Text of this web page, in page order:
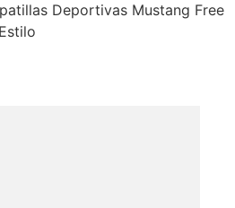
Deportivas Mustang Free